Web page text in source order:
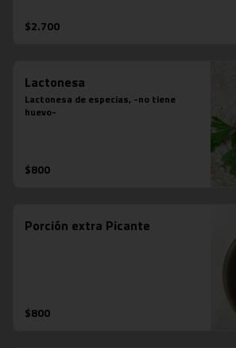
$2.700
Lactonesa
Lactonesa de especias, -no tiene
huevo-
$800
Porción extra Picante
$800